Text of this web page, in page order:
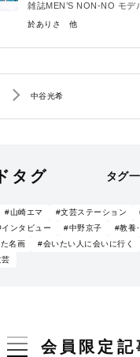
雑誌MEN’S NON-NO モ
ファイナリスト12人の特別
於ありさ
中谷光希
タグ タグ
#山崎エマ #文芸ステーション
インタビュー #中野京子
#教養
名画
#会いたい人に会いに行く
会員限定記